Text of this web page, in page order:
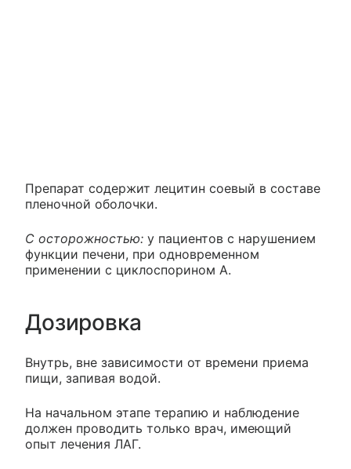
Препарат содержит лецитин соевый в составе
пленочной оболочки.
С осторожностью: у пациентов с нарушением
функции печени, при одновременном
применении с циклоспорином А.
Дозировка
Внутрь, вне зависимости от времени приема
пищи, запивая водой.
На начальном этапе терапию и наблюдение
должен проводить только врач, имеющий
опыт лечения ЛАГ.